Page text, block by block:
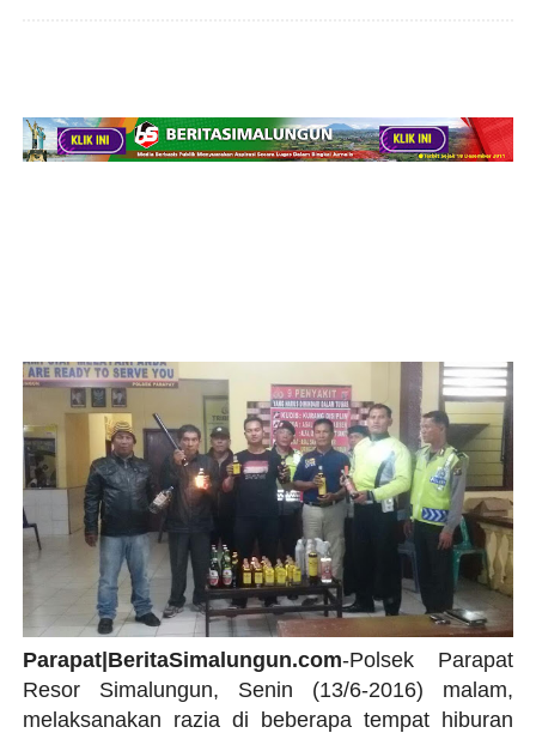
Parapat|BeritaSimalungun.com-Polsek Parapat
Resor Simalungun, Senin (13/6-2016) malam,
melaksanakan razia di beberapa tempat hiburan